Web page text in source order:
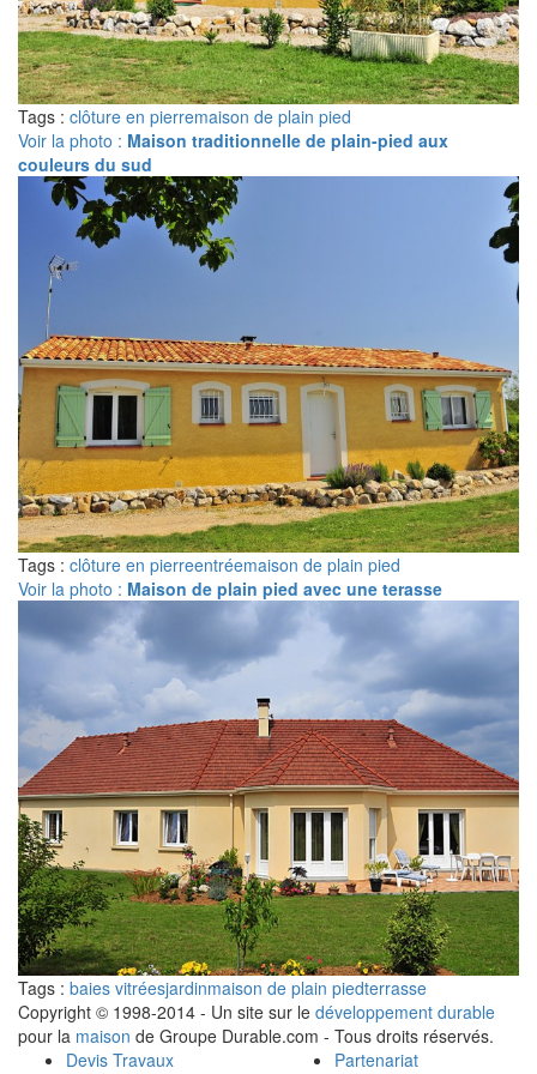
Tags : clôture en pierremaison de plain pied
Voir la photo : Maison traditionnelle de plain-pied aux
couleurs du sud
Tags : clôture en pierreentréemaison de plain pied
Voir la photo : Maison de plain pied avec une terasse
Tags : baies vitréesjardinmaison de plain piedterrasse
Copyright © 1998-2014 - Un site sur le développement durable
pour la maison de Groupe Durable.com - Tous droits réservés.
Devis Travaux
Partenariat